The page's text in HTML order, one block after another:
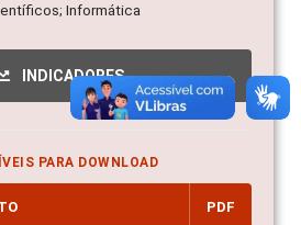
Informática
INDICADORES
PARA DOWNLOAD
PDF